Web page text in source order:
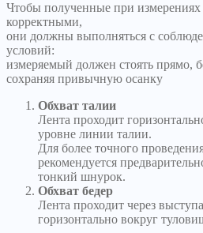
Чтобы полученные при
корректными,
они должны выполняться с
условий:
измеряемый должен стоять прямо,
сохраняя привычную осанку
Обхват талии
Лента проходит
уровне линии талии.
Для более точного
рекомендуется
тонкий шнурок.
Обхват бедер
Лента проходит через
горизонтально вокруг